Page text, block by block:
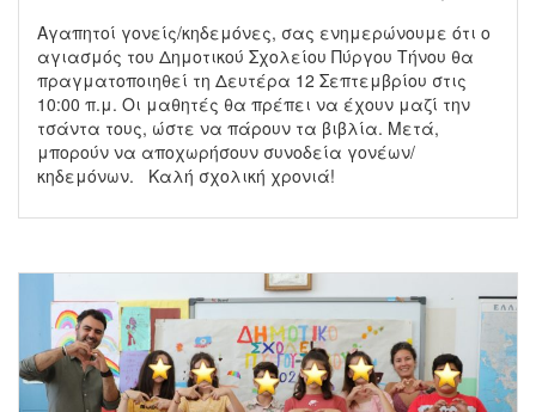
Αγαπητοί γονείς/κηδεμόνες, σας ενημερώνουμε ότι ο
αγιασμός του Δημοτικού Σχολείου Πύργου Τήνου θα
πραγματοποιηθεί τη Δευτέρα 12 Σεπτεμβρίου στις
10:00 π.μ. Οι μαθητές θα πρέπει να έχουν μαζί την
τσάντα τους, ώστε να πάρουν τα βιβλία. Μετά,
μπορούν να αποχωρήσουν συνοδεία γονέων/
κηδεμόνων. Καλή σχολική χρονιά!